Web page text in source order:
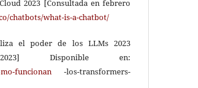
2023 [Consultada en febrero
chatbots/what-is-a-chatbot/
el poder de los LLMs 2023
Disponible en:
funcionan -los-transformers-